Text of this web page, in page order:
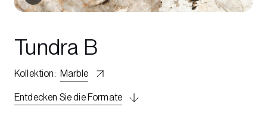
Tundra B
Kollektion: Marble
Entdecken Sie die Formate